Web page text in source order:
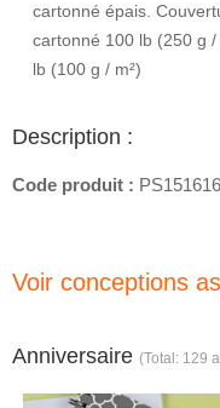
cartonné épais.
cartonné 100 lb (250 g
lb (100 g / m²)
Description :
Code produit :
Voir conceptions
Anniversaire (Total: 129